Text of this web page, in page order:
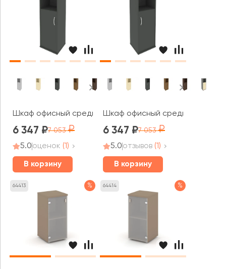
Шкаф офисный средний узкий левый 1 низкая дверь
6 347 7 053
5.0оценок (1)
В корзину
Шкаф офисный средний узкий
6 347 7 053
5.0отзывов (1)
В корзину
64413 % 64414 %